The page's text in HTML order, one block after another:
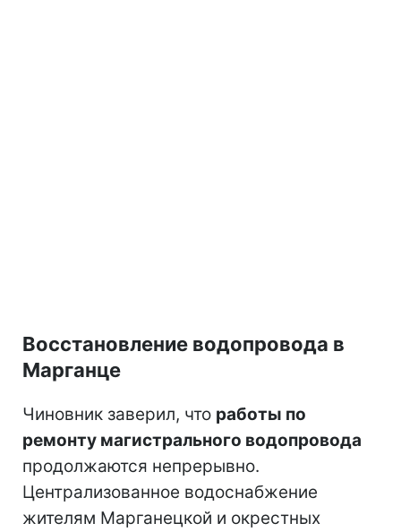
Восстановление водопровода в
Марганце
Чиновник заверил, что работы по
ремонту магистрального водопровода
продолжаются непрерывно.
Централизованное водоснабжение
жителям Марганецкой и окрестных